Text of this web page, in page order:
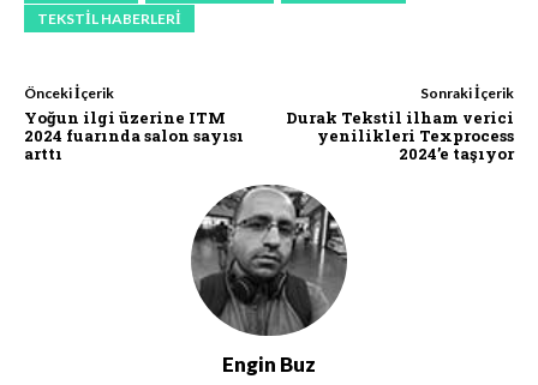
TEKSTIL HABERLERI
Önceki İçerik
Yoğun ilgi üzerine ITM
2024 fuarında salon sayısı
arttı
Sonraki İçerik
Durak Tekstil ilham verici
yenilikleri Texprocess
2024’e taşıyor
Engin Buz